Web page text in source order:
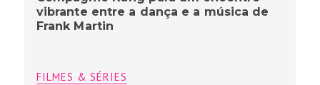
vibrante entre a dança e a música de
Frank Martin
FILMES & SÉRIES